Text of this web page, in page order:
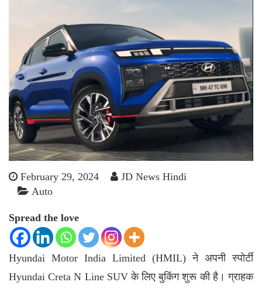
February 29, 2024
JD News Hindi
Auto
Spread the love
Hyundai Motor India Limited (HMIL) ने अपनी स्पोर्टी
Hyundai Creta N Line SUV के लिए बुकिंग शुरू की है। ग्राहक